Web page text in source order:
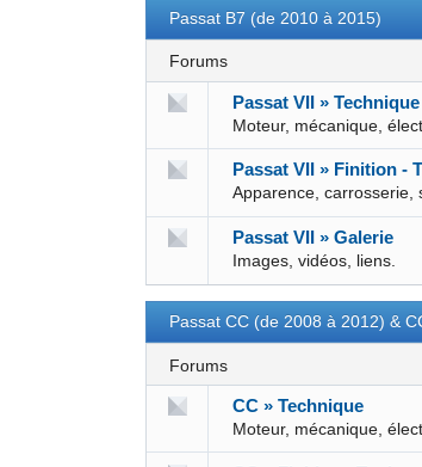
Passat B7 (de 2010 à 2015)
Forums
Passat VII » Technique
Moteur, mécanique,
Passat VII » Finition -
Apparence, carrosserie,
Passat VII » Galerie
Images, vidéos, liens.
Passat CC (de 2008 à 2012) &
Forums
CC » Technique
Moteur, mécanique,